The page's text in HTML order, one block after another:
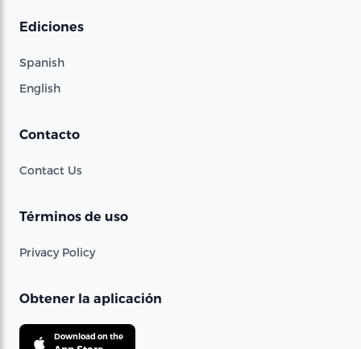
Ediciones
Spanish
English
Contacto
Contact Us
Términos de uso
Privacy Policy
Obtener la aplicación
Download on the